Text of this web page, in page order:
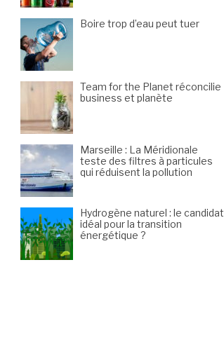
Boire trop d’eau peut tuer
Team for the Planet réconcilie
business et planète
Marseille : La Méridionale
teste des filtres à particules
qui réduisent la pollution
Hydrogène naturel : le candidat
idéal pour la transition
énergétique ?